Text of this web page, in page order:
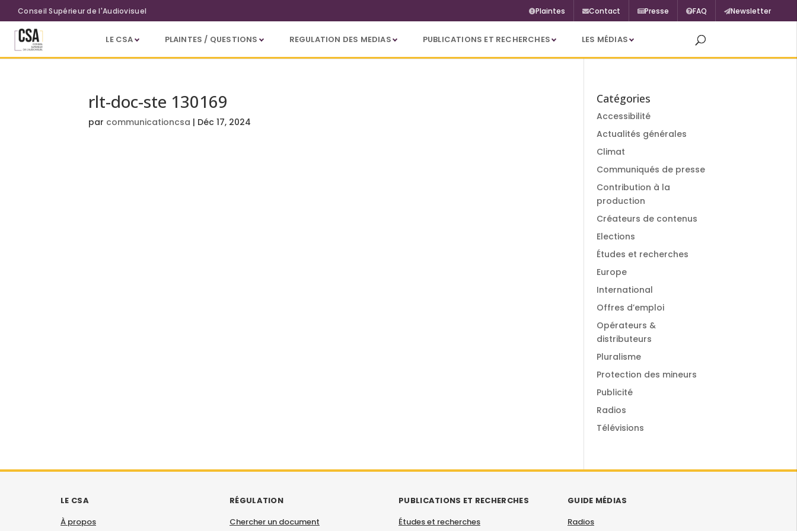
Aller au contenu principal
Conseil Supérieur de l'Audiovisuel Plaintes Contact Presse FAQ Newsletter
LE CSA PLAINTES / QUESTIONS REGULATION DES MEDIAS PUBLICATIONS ET RECHERCHES LES MÉDIAS
rlt-doc-ste 130169
par communicationcsa | Déc 17, 2024
Catégories
Accessibilité
Actualités générales
Climat
Communiqués de presse
Contribution à la
production
Créateurs de contenus
Elections
Études et recherches
Europe
International
Offres d’emploi
Opérateurs &
distributeurs
Pluralisme
Protection des mineurs
Publicité
Radios
Télévisions
LE CSA
À propos
RÉGULATION
Chercher un document
PUBLICATIONS ET RECHERCHES
Études et recherches
GUIDE MÉDIAS
Radios